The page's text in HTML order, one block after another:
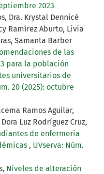
2023
Dra. Krystal Dennicé
Ramírez Aburto, Livia
Samanta Barber
de las
para la población
universitarios de
20 (2025): octubre
Ramos Aguilar,
Luz Rodríguez Cruz,
de enfermería
, UVserva: Núm.
Niveles de alteración